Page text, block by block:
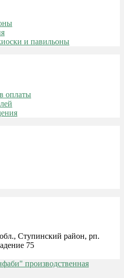
и павильоны
оплаты
Ступинский район, рп.
75
производственная